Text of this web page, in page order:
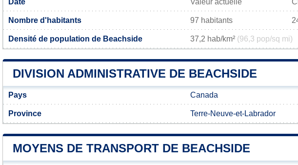
Date Valeur actuelle
Nombre d'habitants 97 habitants
Densité de population de Beachside 37,2 hab/km² (96,3 pop/sq mi)
DIVISION ADMINISTRATIVE DE BEACHSIDE
Pays Canada
Province Terre-Neuve-et-Labrador
MOYENS DE TRANSPORT DE BEACHSIDE